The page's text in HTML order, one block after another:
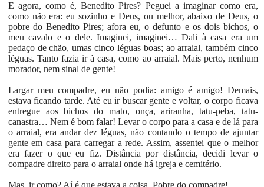
E agora, como é, Benedito Pires? Peguei a imaginar como era,
como não era: eu sozinho e Deus, ou melhor, abaixo de Deus, o
pobre do Benedito Pires; afora eu, o defunto e os dois bichos, o
meu cavalo e o dele. Imaginei, imaginei… Dali à casa era um
pedaço de chão, umas cinco léguas boas; ao arraial, também cinco
léguas. Tanto fazia ir à casa, como ao arraial. Mais perto, nenhum
morador, nem sinal de gente!
Largar meu compadre, eu não podia: amigo é amigo! Demais,
estava ficando tarde. Até eu ir buscar gente e voltar, o corpo ficava
entregue aos bichos do mato, onça, ariranha, tatu-peba, tatu-
canastra… Nem é bom falar! Levar o corpo para a casa e de lá para
o arraial, era andar dez léguas, não contando o tempo de ajuntar
gente em casa para carregar a rede. Assim, assentei que o melhor
era fazer o que eu fiz. Distância por distância, decidi levar o
compadre direito para o arraial onde há igreja e cemitério.